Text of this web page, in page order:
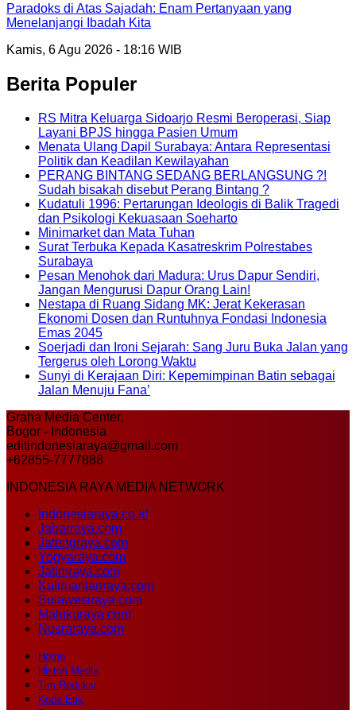
Paradoks di Atas Sajadah: Enam Pertanyaan yang
Menelanjangi Ibadah Kita
Kamis, 6 Agu 2026 - 18:16 WIB
Berita Populer
RS Mitra Keluarga Sidoarjo Resmi Beroperasi, Siap
Layani BPJS hingga Pasien Umum
Menata Ulang Dapil Surabaya: Antara Representasi
Politik dan Keadilan Kewilayahan
PERANG BINTANG SEDANG BERLANGSUNG ?!
Sudah bisakah disebut Perang Bintang ?
Kudatuli 1996: Pertarungan Ideologis di Balik Tragedi
dan Psikologi Kekuasaan Soeharto
Minimarket dan Mata Tuhan
Surat Terbuka Kepada Kasatreskrim Polrestabes
Surabaya
Pesan Menohok dari Madura: Urus Dapur Sendiri,
Jangan Mengurusi Dapur Orang Lain!
Nestapa di Ruang Sidang MK: Jerat Kekerasan
Ekonomi Dosen dan Runtuhnya Fondasi Indonesia
Emas 2045
Soerjadi dan Ironi Sejarah: Sang Juru Buka Jalan yang
Tergerus oleh Lorong Waktu
Sunyi di Kerajaan Diri: Kepemimpinan Batin sebagai
Jalan Menuju Fana’
Graha Media Center,
Bogor - Indonesia
editindonesiaraya@gmail.com
+62855-7777888
INDONESIA RAYA MEDIA NETWORK
Indonesiaraya.co.id
Jabarraya.com
Jatengraya.com
Yogyaraya.com
Jatimraya.com
Kalimantanraya.com
Sulawesiraya.com
Malukuraya.com
Nusraraya.com
Home
Histori Media
Tim Redaksi
Kode Etik